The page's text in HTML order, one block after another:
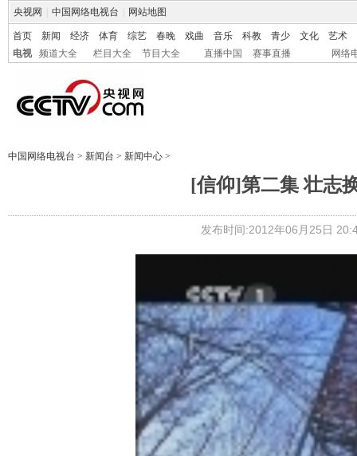
央视网 中国网络电视台 网站地图
首页 新闻 经济 体育 综艺 春晚 戏曲 音乐 科教 青少 文化
艺术
电视
频道大全 栏目大全 节目大全 直播中国 赛事直播 网络
中国网络电视台 > 新闻台 > 新闻中心 >
[信仰]第二集 壮志
发布时间:2012年06月25日